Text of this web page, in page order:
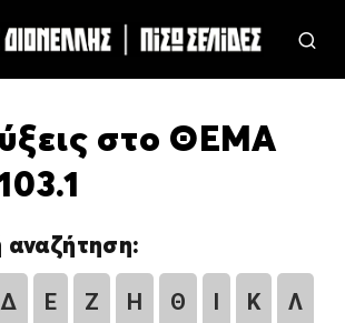
στο ΘΕΜΑ
αναζήτηση:
Δ Ε Ζ Η Θ Ι Κ Λ